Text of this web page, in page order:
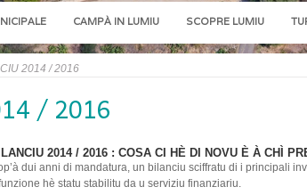
CAMPÀ IN LUMIU SCOPRE LUMIU
2014 / 2016
/ 2016
2014 / 2016 : COSA CI HÈ DI NOVU È À CHÌ
dui anni di mandatura, un bilanciu sciffratu di i principali
hè statu stabilitu da u serviziu finanziariu.